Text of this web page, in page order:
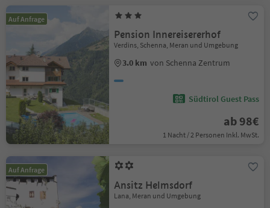
Auf Anfrage
Pension Innereisererhof
Verdins, Schenna, Meran und Umgebung
3.0 km von Schenna Zentrum
Südtirol Guest Pass
ab 98€
1 Nacht / 2 Personen Inkl. MwSt.
Auf Anfrage
Ansitz Helmsdorf
Lana, Meran und Umgebung